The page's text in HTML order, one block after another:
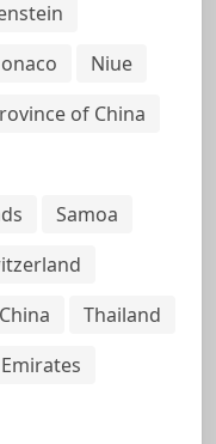
Niue
of China
Samoa
Thailand